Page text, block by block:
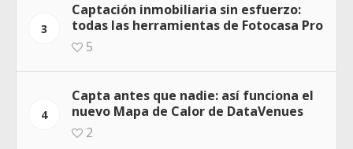
3
Captación inmobiliaria sin esfuerzo:
todas las herramientas de Fotocasa Pro
5
4
Capta antes que nadie: así funciona el
nuevo Mapa de Calor de DataVenues
2